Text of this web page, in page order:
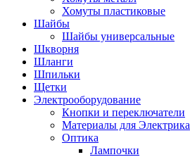
Хомуты пластиковые
Шайбы
Шайбы универсальные
Шкворня
Шланги
Шпильки
Щетки
Электрооборудование
Кнопки и переключатели
Материалы для Электрика
Оптика
Лампочки